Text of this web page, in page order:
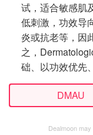
试，适合敏感肌
低刺激，功效导
炎或抗老等，因
之，
础、以功效优先
DMAU
Dealmoon